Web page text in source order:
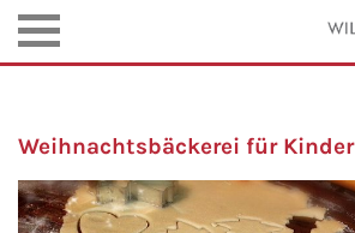
Weihnachtsbäckerei für Kinder